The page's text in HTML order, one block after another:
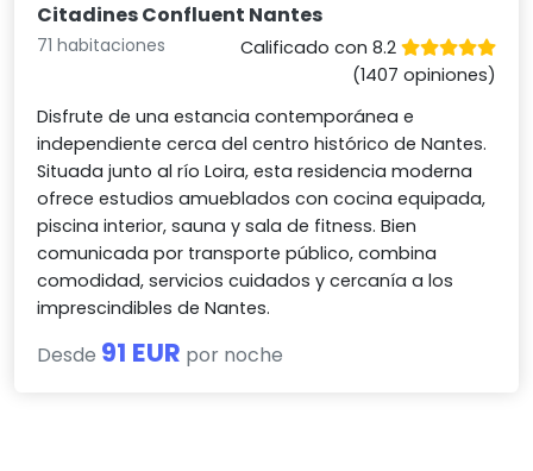
Citadines Confluent Nantes
71 habitaciones
Calificado con 8.2
(1407 opiniones)
Disfrute de una estancia contemporánea e
independiente cerca del centro histórico de Nantes.
Situada junto al río Loira, esta residencia moderna
ofrece estudios amueblados con cocina equipada,
piscina interior, sauna y sala de fitness. Bien
comunicada por transporte público, combina
comodidad, servicios cuidados y cercanía a los
imprescindibles de Nantes.
Desde 91 EUR por noche